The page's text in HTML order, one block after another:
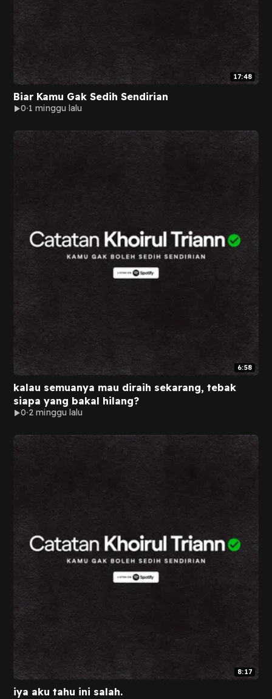
17:48
Biar Kamu Gak Sedih Sendirian
0 1 minggu lalu
6:58
kalau semuanya mau diraih sekarang, tebak
siapa yang bakal hilang?
0 2 minggu lalu
8:17
iya aku tahu ini salah.